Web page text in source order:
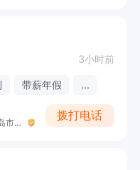
3小时前
带薪年假 ...
中国人寿保险股份有限公司秦皇岛市山海关支公司
拨打电话